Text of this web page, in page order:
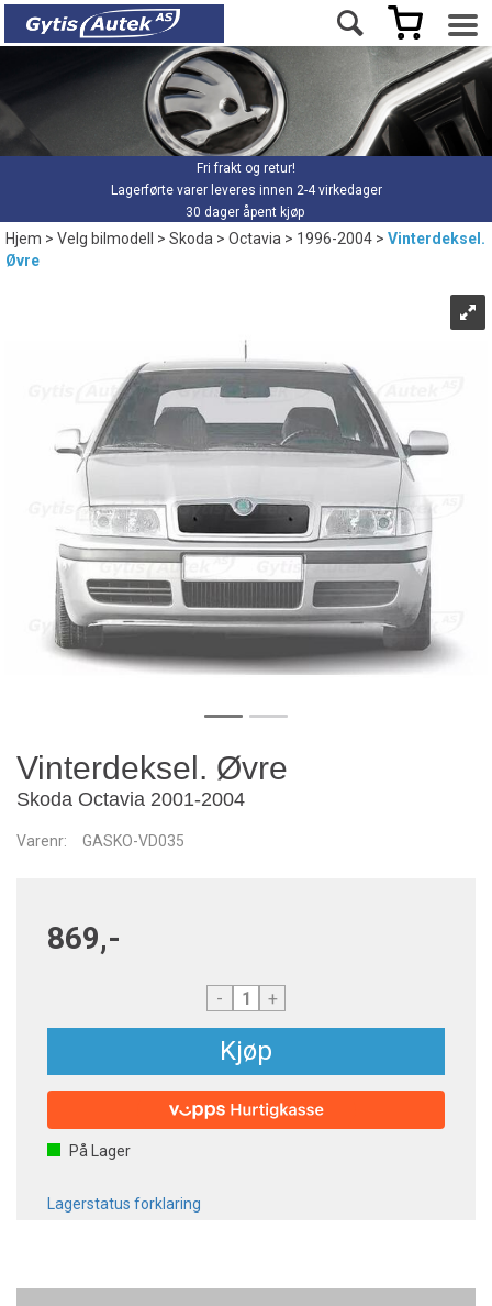
Fri frakt og retur!
Lagerførte varer leveres innen 2-4 virkedager
30 dager åpent kjøp
Hjem>Velg bilmodell >Skoda>Octavia>1996-2004>Vinterdeksel.
Øvre
Vinterdeksel. Øvre
Skoda Octavia 2001-2004
Varenr: GASKO-VD035
869,-
- +
Kjøp
På Lager
Lagerstatus forklaring